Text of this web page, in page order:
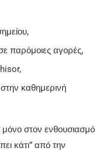
παρόμοιες αγορές,
καθημερινή
στον ενθουσιασμό
κάτι” από την